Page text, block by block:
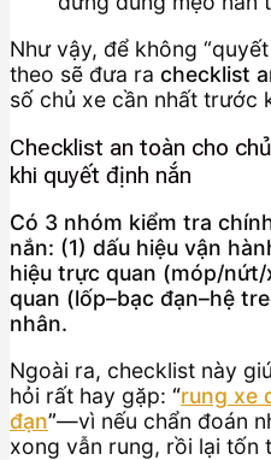
Như vậy, để không
theo sẽ đưa ra checklist
số chủ xe cần nhất trước
Checklist an toàn cho
khi quyết định nắn
Có 3 nhóm kiểm tra
nắn: (1) dấu hiệu vận
hiệu trực quan (móp/
quan (lốp–bạc đạn–hệ
nhân.
Ngoài ra, checklist này
hỏi rất hay gặp: “rung xe
đạn”—vì nếu chẩn đoán
xong vẫn rung, rồi lại tốn